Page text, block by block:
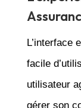
L’interface
facile
utilisateur
gérer son